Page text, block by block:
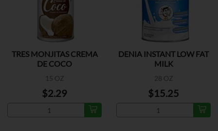
TRES MONJITAS CREMA
DE COCO
15 OZ
$2.29
DENIA INSTANT LOW FAT
MILK
28 OZ
$15.25